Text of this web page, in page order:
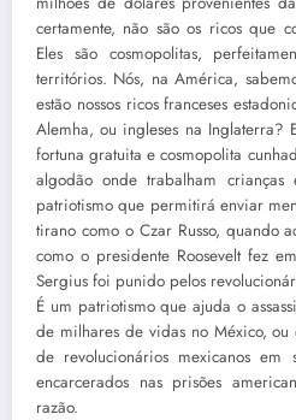
certamente, não são os ricos que
Eles são cosmopolitas,
territórios. Nós, na América,
estão nossos ricos franceses
Alemha, ou ingleses na Inglaterra?
fortuna gratuita e cosmopolita
algodão onde trabalham
patriotismo que permitirá enviar
tirano como o Czar Russo, quando
como o presidente Roosevelt fez
Sergius foi punido pelos
É um patriotismo que ajuda o
de milhares de vidas no México,
de revolucionários mexicanos em
encarcerados nas prisões
razão.